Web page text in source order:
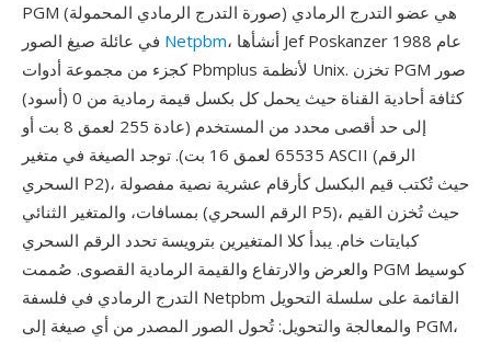
PGM (صورة التدرج الرمادي المحمولة) هي عضو التدرج الرمادي
Netpbm، أنشأها Jef Poskanzer عام 1988
كجزء من مجموعة أدوات Pbmplus لأنظمة Unix. تخزن PGM صور
كثافة أحادية القناة حيث يحمل كل بكسل قيمة رمادية من 0 (أسود)
إلى حد أقصى محدد من المستخدم (عادة 255 لعمق 8 بت أو
65535 لعمق 16 بت). توجد الصيغة في متغير ASCII (الرقم
السحري P2)، حيث تُكتب قيم البكسل كأرقام عشرية نصية مفصولة
بمسافات، والمتغير الثنائي (الرقم السحري P5)، حيث تُخزن القيم
كبايتات خام. يبدأ كلا المتغيرين بترويسة تحدد الرقم السحري
والعرض والارتفاع والقيمة الرمادية القصوى. صُممت PGM كوسيط
التدرج الرمادي في فلسفة Netpbm القائمة على سلسلة التحويل
والمعالجة والتحويل: تُحول الصور المصدر من أي صيغة إلى PGM،